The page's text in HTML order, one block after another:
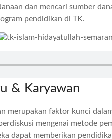
dan mencari sumber
pendidikan di TK.
& Karyawan
merupakan faktor kunci
mengenai metode
dapat memberikan